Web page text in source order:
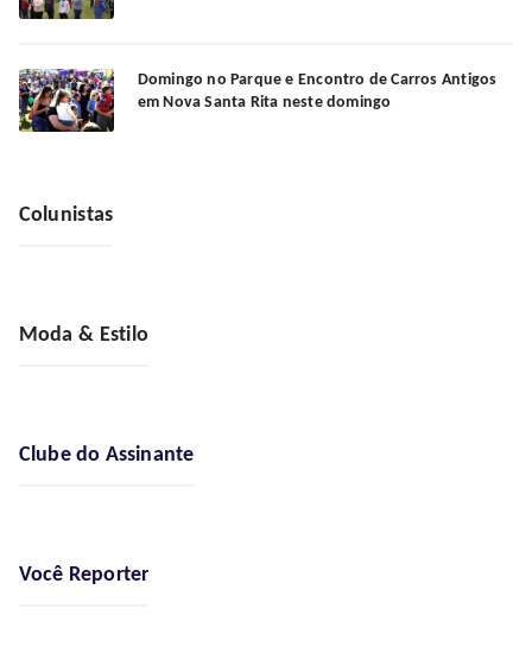
Domingo no Parque e Encontro de Carros Antigos
em Nova Santa Rita neste domingo
Colunistas
Moda & Estilo
Clube do Assinante
Você Reporter